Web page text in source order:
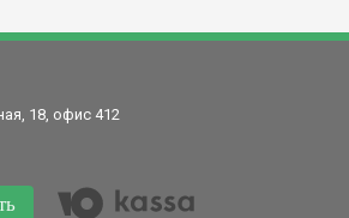
18, офис 412